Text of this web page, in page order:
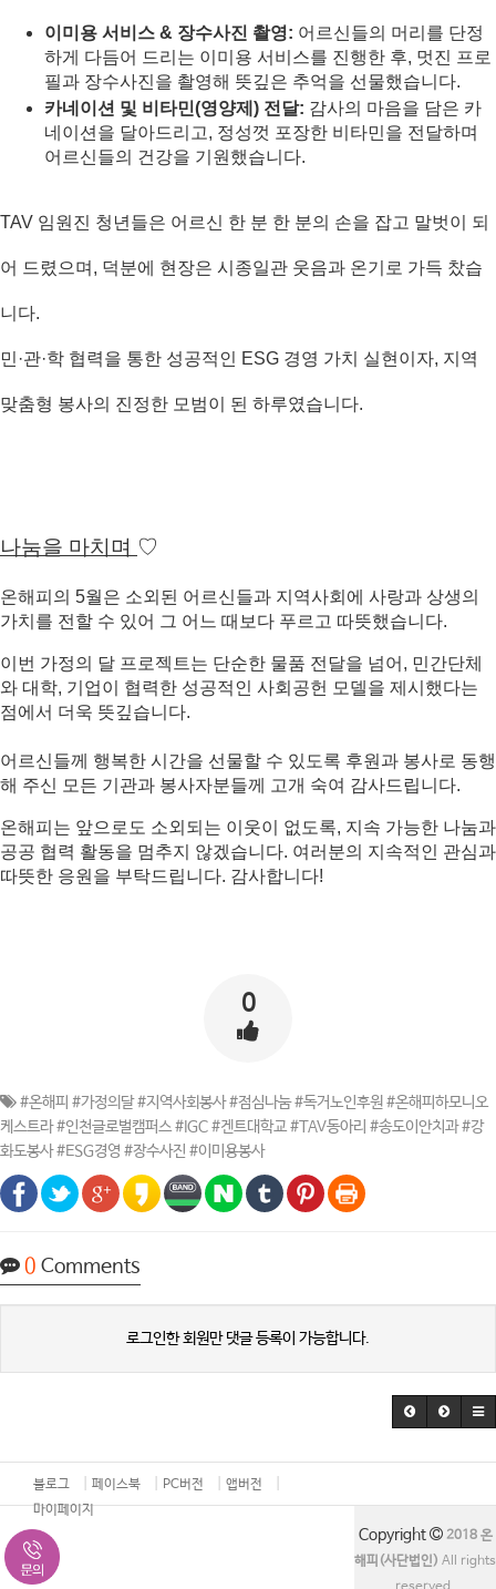
이미용 서비스 & 장수사진 촬영: 어르신들의 머리를 단정
하게 다듬어 드리는 이미용 서비스를 진행한 후, 멋진 프로
필과 장수사진을 촬영해 뜻깊은 추억을 선물했습니다.
카네이션 및 비타민(영양제) 전달: 감사의 마음을 담은 카
네이션을 달아드리고, 정성껏 포장한 비타민을 전달하며
어르신들의 건강을 기원했습니다.
TAV 임원진 청년들은 어르신 한 분 한 분의 손을 잡고 말벗이 되
어 드렸으며, 덕분에 현장은 시종일관 웃음과 온기로 가득 찼습
니다.
민·관·학 협력을 통한 성공적인 ESG 경영 가치 실현이자, 지역
맞춤형 봉사의 진정한 모범이 된 하루였습니다.
나눔을 마치며 ♡
온해피의 5월은 소외된 어르신들과 지역사회에 사랑과 상생의
가치를 전할 수 있어 그 어느 때보다 푸르고 따뜻했습니다.
이번 가정의 달 프로젝트는 단순한 물품 전달을 넘어, 민간단체
와 대학, 기업이 협력한 성공적인 사회공헌 모델을 제시했다는
점에서 더욱 뜻깊습니다.
어르신들께 행복한 시간을 선물할 수 있도록 후원과 봉사로 동행
해 주신 모든 기관과 봉사자분들께 고개 숙여 감사드립니다.
온해피는 앞으로도 소외되는 이웃이 없도록, 지속 가능한 나눔과
공공 협력 활동을 멈추지 않겠습니다. 여러분의 지속적인 관심과
따뜻한 응원을 부탁드립니다. 감사합니다!
0
#온해피 #가정의달 #지역사회봉사 #점심나눔 #독거노인후원 #온해피하모니오
케스트라 #인천글로벌캠퍼스 #IGC #겐트대학교 #TAV동아리 #송도이안치과 #강
화도봉사 #ESG경영 #장수사진 #이미용봉사
0 Comments
로그인한 회원만 댓글 등록이 가능합니다.
블로그 페이스북 PC버전
앱버전
마이페이지
Copyright
2018 온
해피(사단법인) All rights